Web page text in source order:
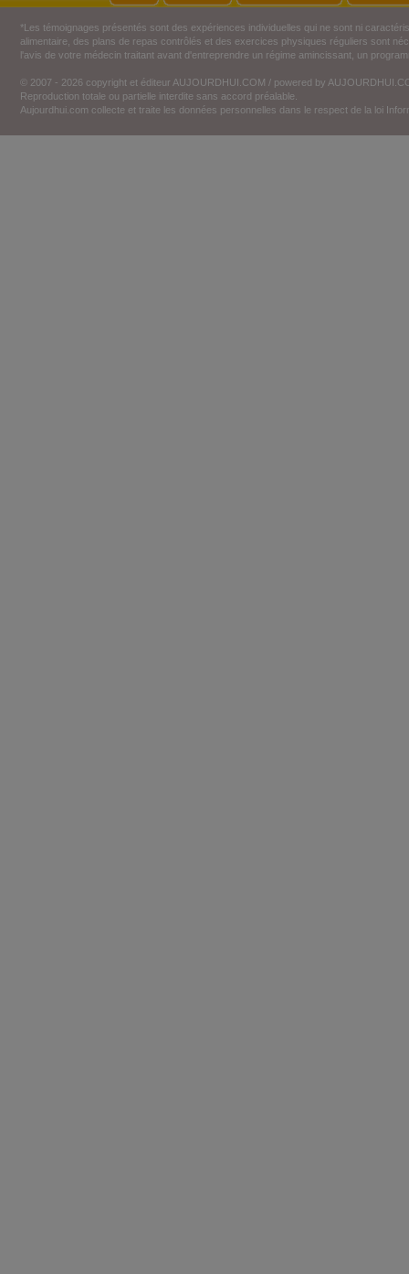
*Les témoignages présentés sont des expériences individuelles qui ne sont ni
alimentaire, des plans de repas contrôlés et des exercices physiques réguliers sont
l'avis de votre médecin traitant avant d'entreprendre un régime amincissant, un
© 2007 - 2026 copyright et éditeur AUJOURDHUI.COM / powered by
Reproduction totale ou partielle interdite sans accord préalable.
Aujourdhui.com collecte et traite les données personnelles dans le respect de la loi